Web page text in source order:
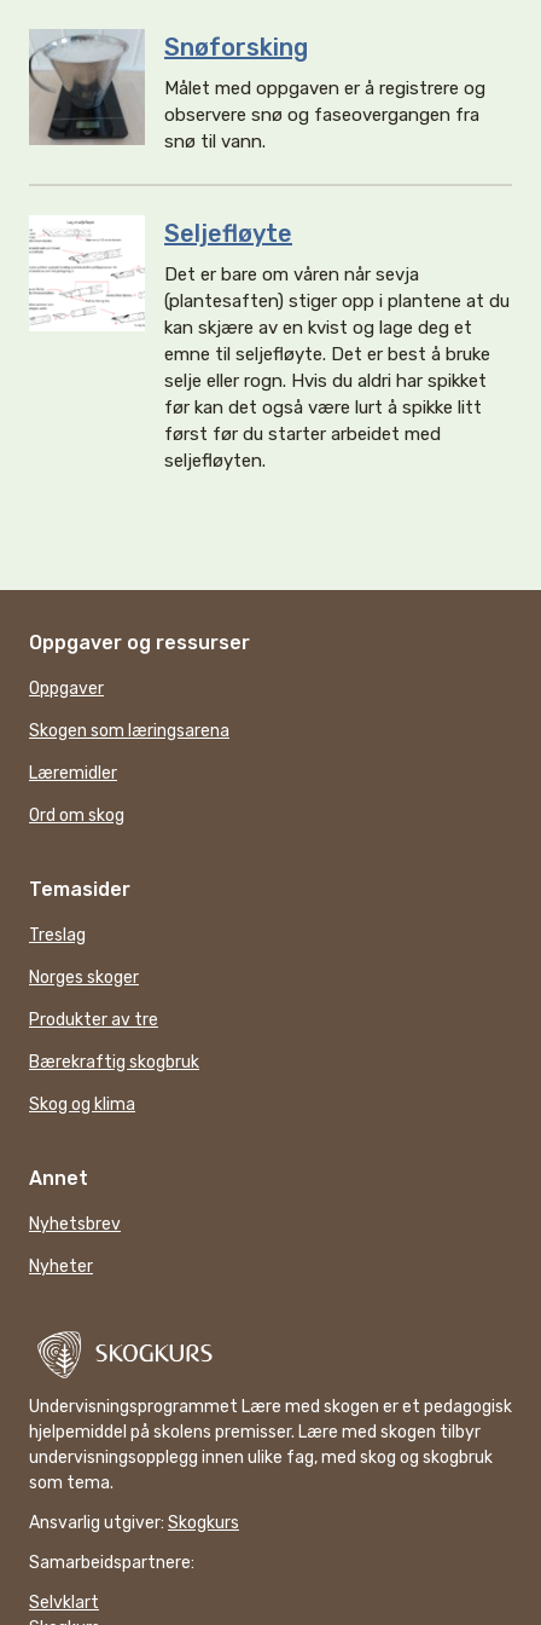
Snøforsking
Målet med oppgaven er å registrere og
observere snø og faseovergangen fra
snø til vann.
Seljefløyte
Det er bare om våren når sevja
(plantesaften) stiger opp i plantene at du
kan skjære av en kvist og lage deg et
emne til seljefløyte. Det er best å bruke
selje eller rogn. Hvis du aldri har spikket
før kan det også være lurt å spikke litt
først før du starter arbeidet med
seljefløyten.
Oppgaver og ressurser
Oppgaver
Skogen som læringsarena
Læremidler
Ord om skog
Temasider
Treslag
Norges skoger
Produkter av tre
Bærekraftig skogbruk
Skog og klima
Annet
Nyhetsbrev
Nyheter
Undervisningsprogrammet Lære med skogen er et pedagogisk
hjelpemiddel på skolens premisser. Lære med skogen tilbyr
undervisningsopplegg innen ulike fag, med skog og skogbruk
som tema.
Ansvarlig utgiver: Skogkurs
Samarbeidspartnere:
Selvklart